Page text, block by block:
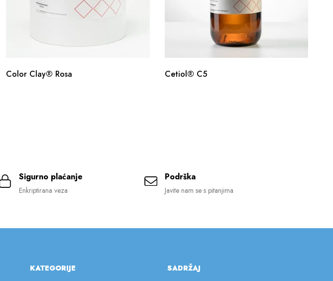
Color Clay® Rosa Cetiol® C5
Sigurno plaćanje
Enkriptirana veza
Podrška
Javite nam se s pitanjima
KATEGORIJE SADRŽAJ